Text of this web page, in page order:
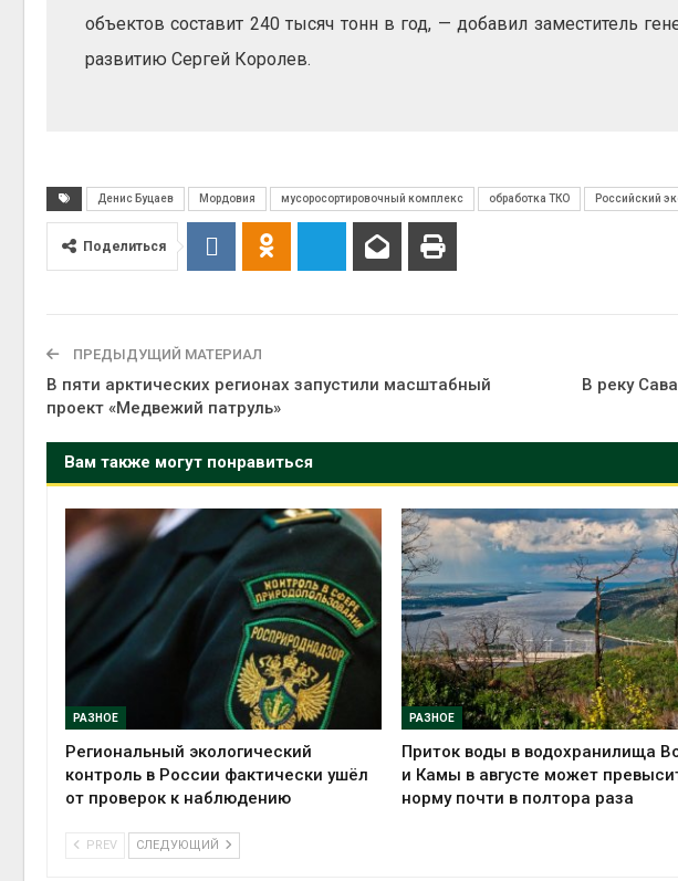
объектов составит 240 тысяч тонн в год, — добавил заместитель
развитию Сергей Королев.
Денис Буцаев Мордовия мусоросортировочный комплекс обработка ТКО Российский
Поделиться
ПРЕДЫДУЩИЙ МАТЕРИАЛ
В пяти арктических регионах запустили масштабный
проект «Медвежий патруль»
В реку
Вам также могут понравиться
РАЗНОЕ
Региональный экологический
контроль в России фактически ушёл
от проверок к наблюдению
РАЗНОЕ
Приток воды в водохранилища
и Камы в августе может
норму почти в полтора раза
PREV СЛЕДУЮЩИЙ